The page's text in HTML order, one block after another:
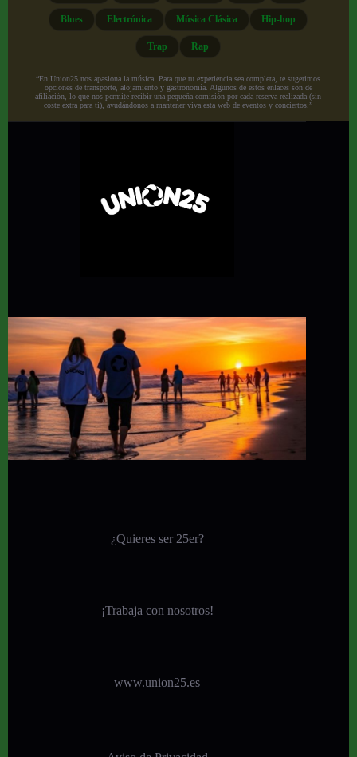
Blues Electrónica Música Clásica Hip-hop
Trap Rap
“En Union25 nos apasiona la música. Para que tu experiencia sea completa, te sugerimos
opciones de transporte, alojamiento y gastronomía. Algunos de estos enlaces son de
afiliación, lo que nos permite recibir una pequeña comisión por cada reserva realizada (sin
coste extra para ti), ayudándonos a mantener viva esta web de eventos y conciertos.”
¿Quieres ser 25er?
¡Trabaja con nosotros!
www.union25.es